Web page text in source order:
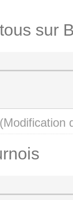
sur
(Modification